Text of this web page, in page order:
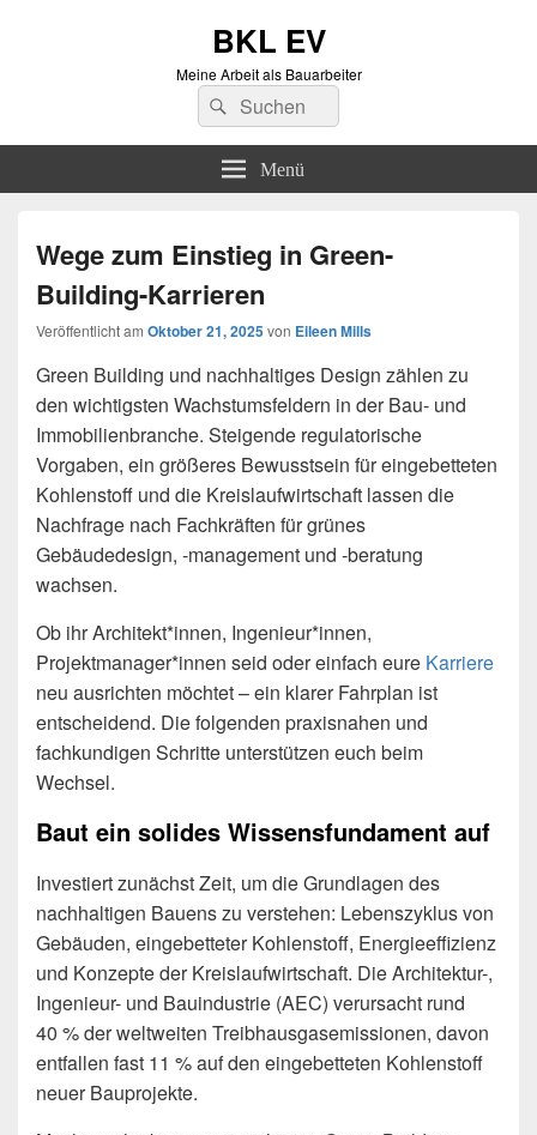
BKL EV
Meine Arbeit als Bauarbeiter
Suchen
nach:
Suchen
Menü
Wege zum Einstieg in Green-
Building-Karrieren
Veröffentlicht am Oktober 21, 2025von Eileen Mills
Green Building und nachhaltiges Design zählen zu
den wichtigsten Wachstumsfeldern in der Bau- und
Immobilienbranche. Steigende regulatorische
Vorgaben, ein größeres Bewusstsein für eingebetteten
Kohlenstoff und die Kreislaufwirtschaft lassen die
Nachfrage nach Fachkräften für grünes
Gebäudedesign, ‑management und ‑beratung
wachsen.
Ob ihr Architekt*innen, Ingenieur*innen,
Projektmanager*innen seid oder einfach eure Karriere
neu ausrichten möchtet – ein klarer Fahrplan ist
entscheidend. Die folgenden praxisnahen und
fachkundigen Schritte unterstützen euch beim
Wechsel.
Baut ein solides Wissensfundament auf
Investiert zunächst Zeit, um die Grundlagen des
nachhaltigen Bauens zu verstehen: Lebenszyklus von
Gebäuden, eingebetteter Kohlenstoff, Energieeffizienz
und Konzepte der Kreislaufwirtschaft. Die Architektur-,
Ingenieur- und Bauindustrie (AEC) verursacht rund
40 % der weltweiten Treibhausgasemissionen, davon
entfallen fast 11 % auf den eingebetteten Kohlenstoff
neuer Bauprojekte.